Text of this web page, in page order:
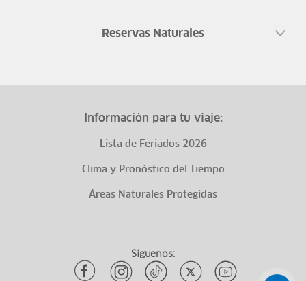
Reservas Naturales
Información para tu viaje:
Lista de Feriados 2026
Clima y Pronóstico del Tiempo
Áreas Naturales Protegidas
Síguenos: